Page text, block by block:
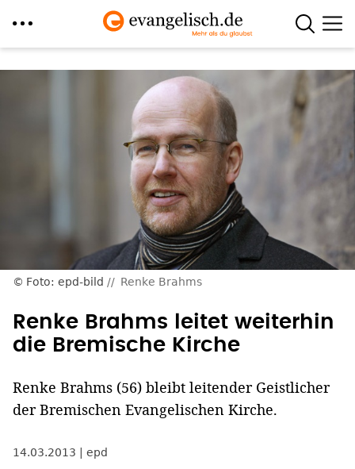
Foto: epd-bild Renke Brahms
Renke Brahms leitet weiterhin
die Bremische Kirche
Renke Brahms (56) bleibt leitender Geistlicher
der Bremischen Evangelischen Kirche.
14.03.2013 epd